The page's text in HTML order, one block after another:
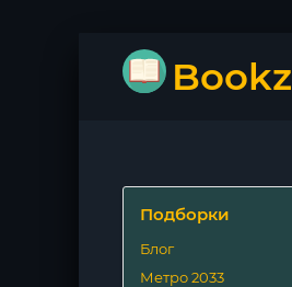
Bookz
Подборки
Блог
Метро 2033